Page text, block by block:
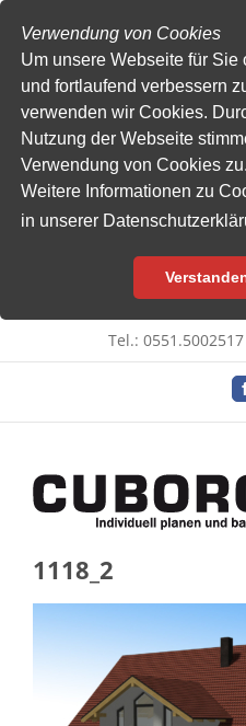
Verwendung von Cookies
Um unsere Webseite für Sie
und fortlaufend verbessern
verwenden wir Cookies.
Nutzung der Webseite
Verwendung von Cookies zu.
Weitere Informationen zu
in unserer
Inhalt
Tel.: 0551.5002517
1118_2